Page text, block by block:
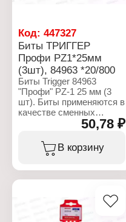
Код: 447327
Биты ТРИГГЕР
Профи PZ1*25мм
(3шт), 84963 *20/800
Биты Trigger 84963
"Профи" PZ-1 25 мм (3
шт). Биты применяются в
качестве сменных
насадок в ручном и
инструменте.
Хроммолибденовая
крутящего момента и
фиксации биты в шлице
50,78 ₽
В корзину